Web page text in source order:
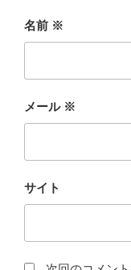
名前 ※
メール ※
サイト